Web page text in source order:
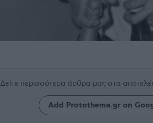
Δείτε περισσότερα άρθρα μας στα
Add Protothema.gr on